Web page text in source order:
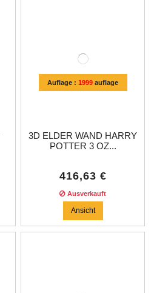
Auflage :1999 auflage
3D ELDER WAND HARRY
POTTER 3 OZ...
416,63 €
Ausverkauft
Ansicht